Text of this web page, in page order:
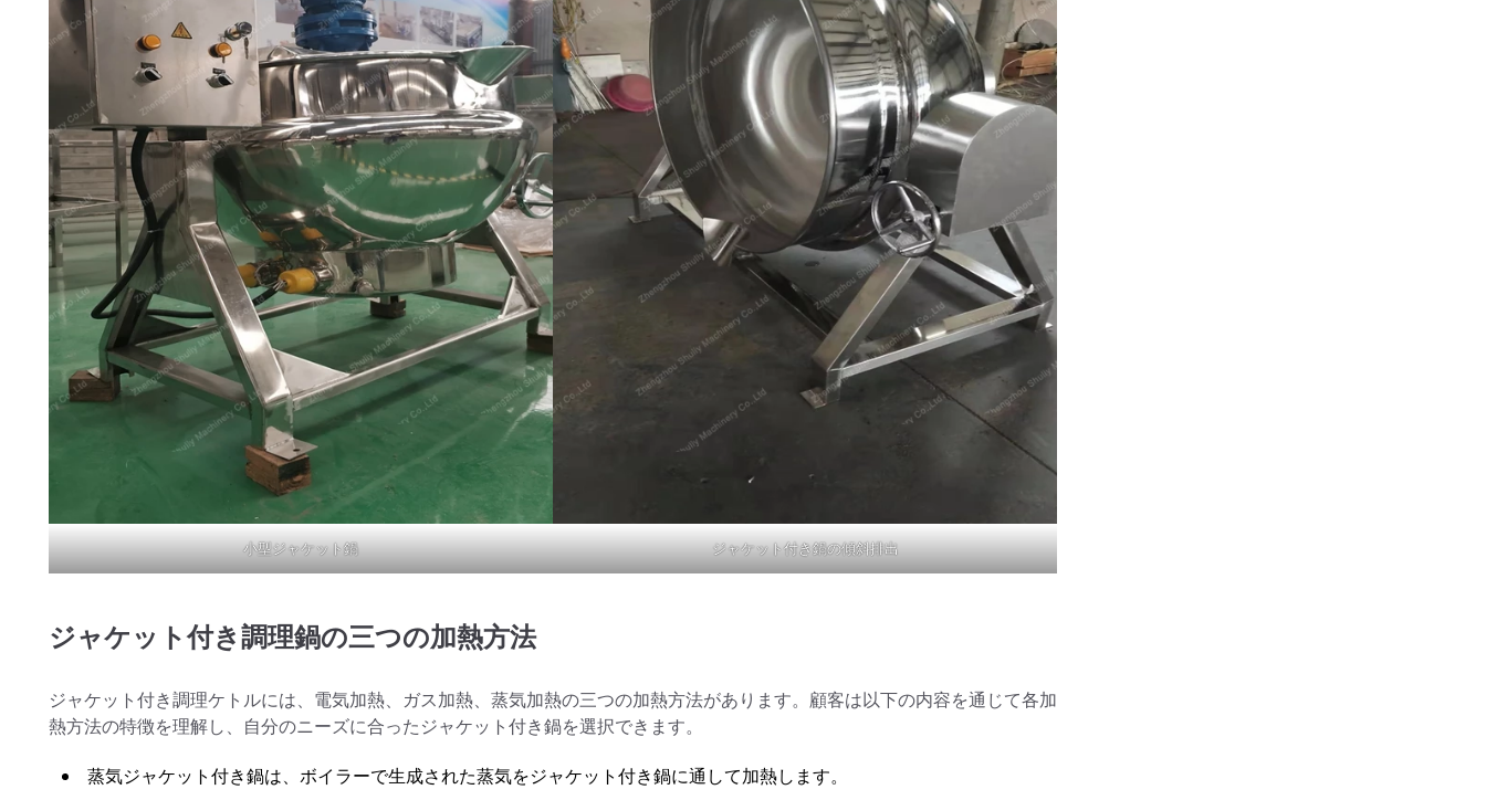
小型ジャケット鍋 ジャケット付き鍋の傾斜排出
ジャケット付き調理鍋の三つの加熱方法
ジャケット付き調理ケトルには、電気加熱、ガス加熱、蒸気加熱の三つの加熱方法があります。顧客は以下の内容を通じて各加
熱方法の特徴を理解し、自分のニーズに合ったジャケット付き鍋を選択できます。
蒸気ジャケット付き鍋は、ボイラーで生成された蒸気をジャケット付き鍋に通して加熱します。